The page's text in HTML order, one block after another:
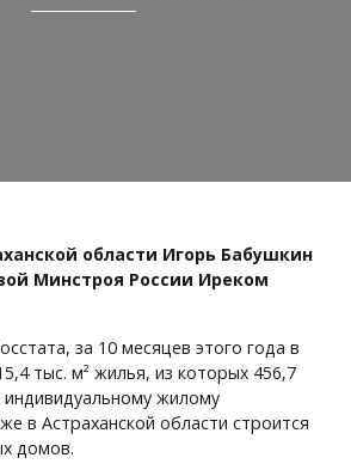
области Игорь Бабушкин
Минстроя России Иреком
за 10 месяцев этого года в
тыс. м² жилья, из которых 456,7
индивидуальному жилому
в Астраханской области строится
домов.